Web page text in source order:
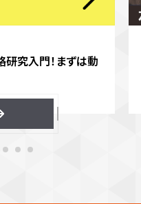
研究入門！まずは動